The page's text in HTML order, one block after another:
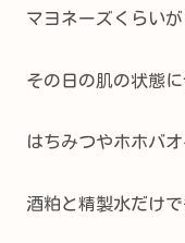
マヨネーズくらい
その日の肌の状態に
はちみつやホホバ
酒粕と精製水だけ